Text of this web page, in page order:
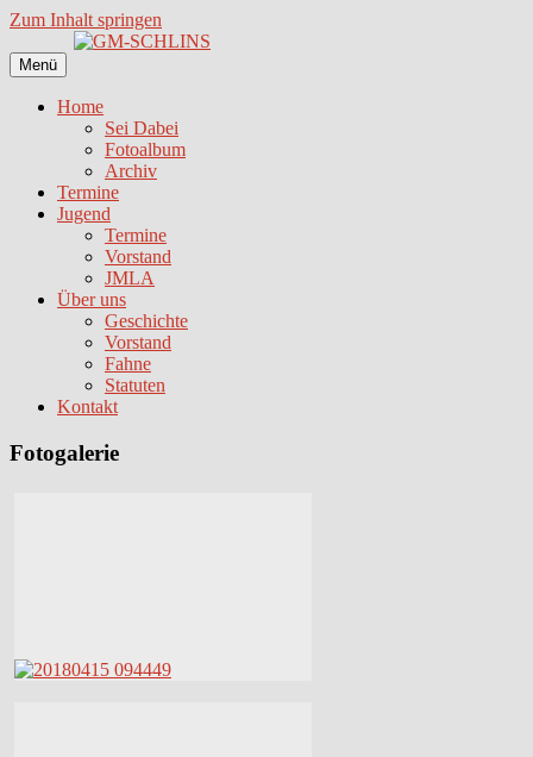
Zum Inhalt springen
Menü
Home
Sei Dabei
Fotoalbum
Archiv
Termine
Jugend
Termine
Vorstand
JMLA
Über uns
Geschichte
Vorstand
Fahne
Statuten
Kontakt
Fotogalerie